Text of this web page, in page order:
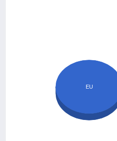
EU